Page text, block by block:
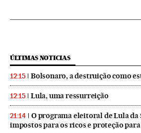
ÚLTIMAS NOTICIAS
12:15 Bolsonaro, a destruição como
12:15 Lula, uma ressurreição
21:14
O programa eleitoral de Lula da
impostos para os ricos e proteção